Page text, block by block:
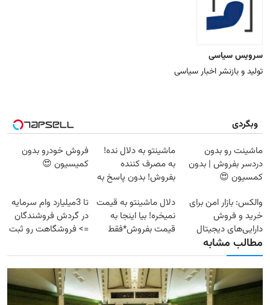
سرویس سیاسی
تولید و بازنشر اخبار سیاسی
وبگردی
ماشینت رو بدون
دردسر بفروش | بدون
کمسیون 😍
ماشینتو به دلال نده!
به مصرف کننده
بفروش! بدون پاسخ به
فروش خودرو بدون
کمیسیون 😍
والکس: بازار امن برای
خرید و فروش
دارایی‌های دیجیتال
دلال ماشینتو به قیمت
نمیخره! بیا اینجا به
قیمت بفروش*فقط
تا 3میلیارد وام سرمایه
در گردش فروشندگان
=> فروشگاهت رو ثبت
مطالب مشابه